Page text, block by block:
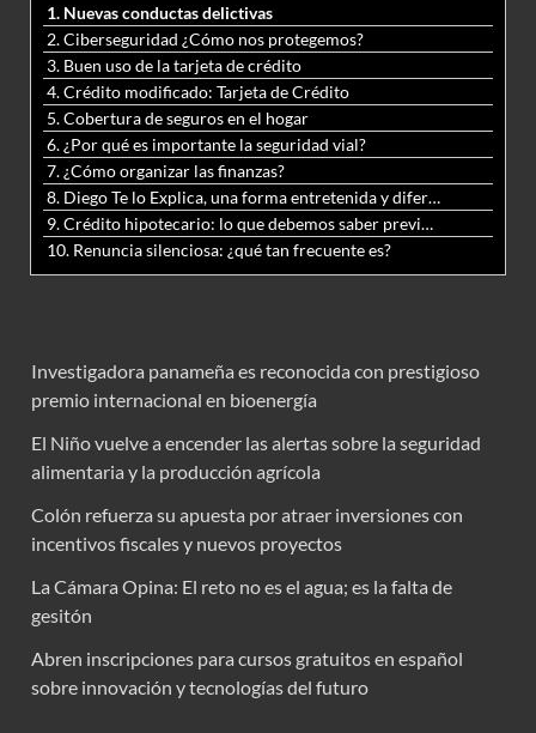
1. Nuevas conductas delictivas
2. Ciberseguridad ¿Cómo nos protegemos?
3. Buen uso de la tarjeta de crédito
4. Crédito modificado: Tarjeta de Crédito
5. Cobertura de seguros en el hogar
6. ¿Por qué es importante la seguridad vial?
7. ¿Cómo organizar las finanzas?
8. Diego Te lo Explica, una forma entretenida y diferente de aprender matemáticas y ciencias
9. Crédito hipotecario: lo que debemos saber previo a adquirir nuestra vivienda
10. Renuncia silenciosa: ¿qué tan frecuente es?
Investigadora panameña es reconocida con prestigioso
premio internacional en bioenergía
El Niño vuelve a encender las alertas sobre la seguridad
alimentaria y la producción agrícola
Colón refuerza su apuesta por atraer inversiones con
incentivos fiscales y nuevos proyectos
La Cámara Opina: El reto no es el agua; es la falta de
gesitón
Abren inscripciones para cursos gratuitos en español
sobre innovación y tecnologías del futuro